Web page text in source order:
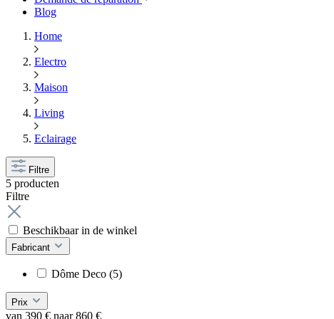
Blog
Home
Electro
Maison
Living
Eclairage
Filtre
5 producten
Filtre
Beschikbaar in de winkel
Fabricant
Dôme Deco (5)
Prix
van 390 € naar 860 €